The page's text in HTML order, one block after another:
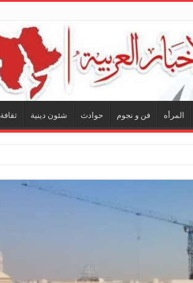
المرأه فن و نجوم حوادث شئون دينية ثقافة
فنية ترسم